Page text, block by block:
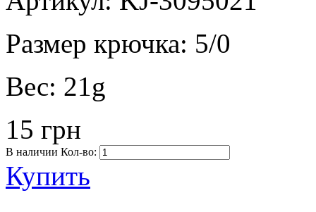
Размер крючка: 5/0
Вес: 21g
15 грн
В наличии Кол-во:
Купить